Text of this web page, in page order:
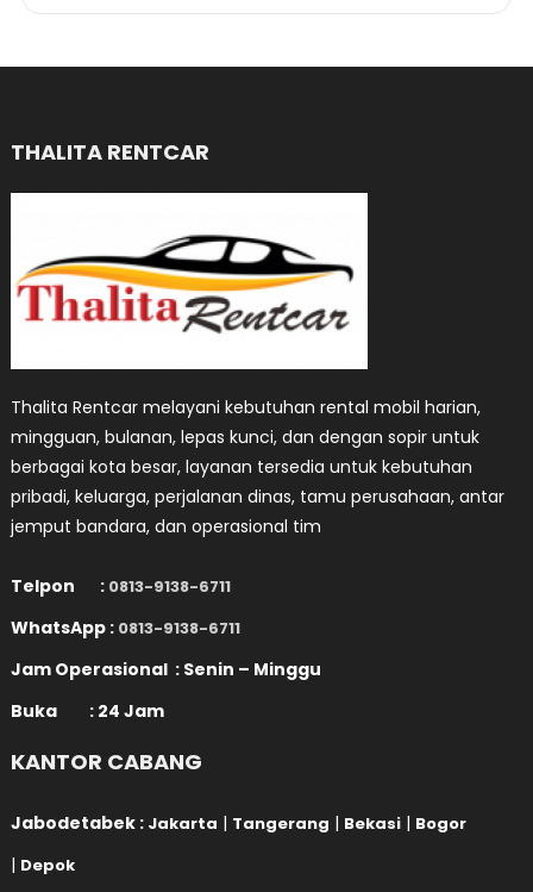
THALITA RENTCAR
Thalita Rentcar melayani kebutuhan rental mobil harian,
mingguan, bulanan, lepas kunci, dan dengan sopir untuk
berbagai kota besar, layanan tersedia untuk kebutuhan
pribadi, keluarga, perjalanan dinas, tamu perusahaan, antar
jemput bandara, dan operasional tim
Telpon : 0813-9138-6711
WhatsApp : 0813-9138-6711
Jam Operasional : Senin – Minggu
Buka : 24 Jam
KANTOR CABANG
Jabodetabek : Jakarta | Tangerang | Bekasi | Bogor
| Depok